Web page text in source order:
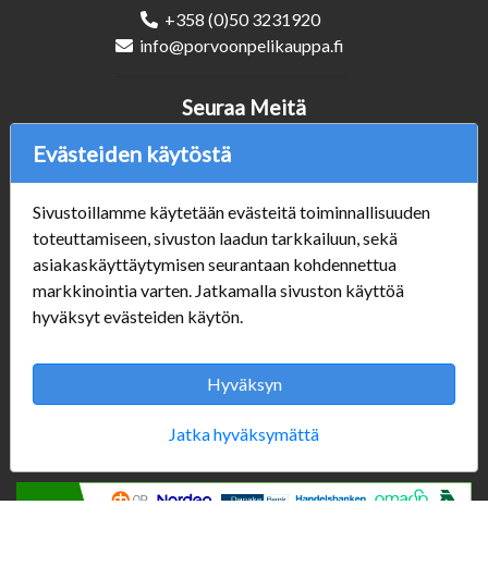
+358 (0)50 3231920
info@porvoonpelikauppa.fi
Verkkokauppa
#Yhteiskuntavastuu
#porvoonsithlord
Tilaus- ja toimitusehdot
ALE TUOTTEET
Aukioloajat:
Seuraa Meitä
Evästeiden käytöstä
Sivustoillamme käytetään evästeitä toiminnallisuuden
toteuttamiseen, sivuston laadun tarkkailuun, sekä
asiakaskäyttäytymisen seurantaan kohdennettua
markkinointia varten. Jatkamalla sivuston käyttöä
hyväksyt evästeiden käytön.
Hyväksyn
Jatka hyväksymättä